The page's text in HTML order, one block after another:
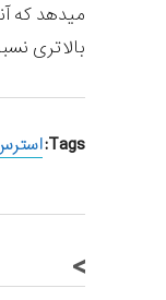
میدهد که
بالاتری
Tags:
>